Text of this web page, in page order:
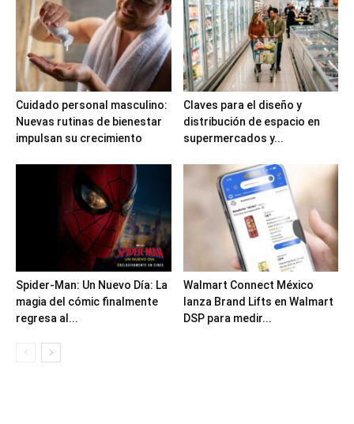
Cuidado personal masculino:
Nuevas rutinas de bienestar
impulsan su crecimiento
Claves para el diseño y
distribución de espacio en
supermercados y...
Spider-Man: Un Nuevo Día: La
magia del cómic finalmente
regresa al...
Walmart Connect México
lanza Brand Lifts en Walmart
DSP para medir...